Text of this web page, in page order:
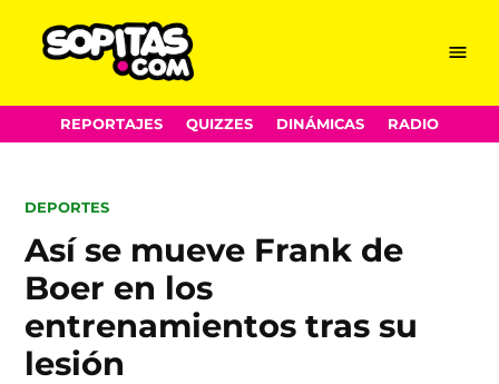
Skip
to
Menu
REPORTAJES QUIZZES DINÁMICAS RADIO
POSTED
DEPORTES
Así se mueve Frank de
Boer en los
entrenamientos tras su
lesión